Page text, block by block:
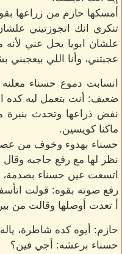
أمسكها حازم من زراعها
تنكري انك اتجوزتيني
علشان ابويا يحل عني
عجبتني، وأنا اللي بيعجبني
انسابت دموع حسناء
ضعيف: أنت بتعمل ليه كده
نفض ذراعها وتحدث بنبرة
ماكنا كويسين.
حسناء بهدوء وخوف من
نظر لها مع رفع حاجبه
اتسعت عين حسناء بصدمة،
رفع صوته بقوه: قولت
أ تعدت أوصلها وقالت من
حازم: أيوه كده شاطرة،
حسناء برعشه: أجي فين؟